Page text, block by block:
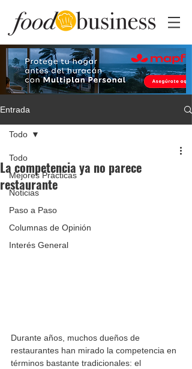
Entrada
Todo
Mejores Prácticas
Noticias
Paso a Paso
Columnas de Opinión
Interés General
Todo
La competencia ya no parece
restaurante
Durante años, muchos dueños de
restaurantes han mirado la competencia en
términos bastante tradicionales: el